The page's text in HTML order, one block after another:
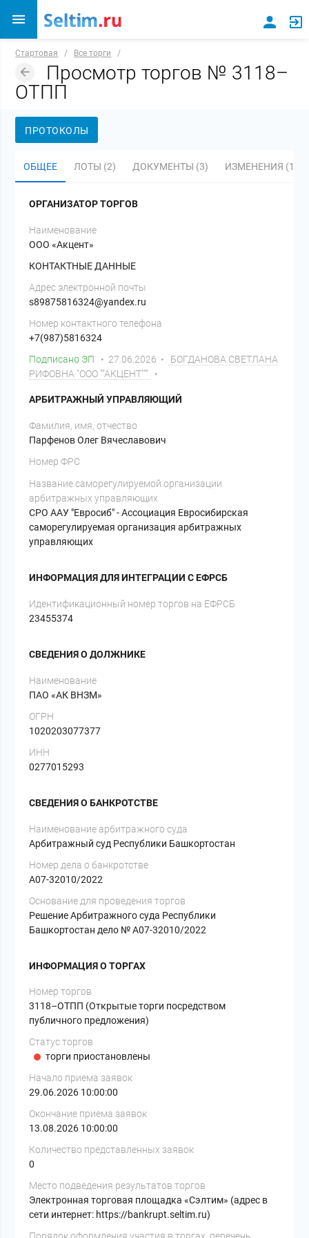
Стартовая / Все торги /
Просмотр торгов № 3118–
ОТПП
ПРОТОКОЛЫ
ОБЩЕЕ ЛОТЫ (2) ДОКУМЕНТЫ (3) ИЗМЕНЕНИЯ (1 )
ОРГАНИЗАТОР ТОРГОВ
Наименование
ООО «Акцент»
КОНТАКТНЫЕ ДАННЫЕ
Адрес электронной почты
s89875816324@yandex.ru
Номер контактного телефона
+7(987)5816324
Подписано ЭП
• 27.06.2026 •
БОГДАНОВА СВЕТЛАНА
РИФОВНА "ООО ""АКЦЕНТ"""
•
АРБИТРАЖНЫЙ УПРАВЛЯЮЩИЙ
Фамилия, имя, отчество
Парфенов Олег Вячеславович
Номер ФРС
Название саморегулируемой организации
арбитражных управляющих
СРО ААУ "Евросиб" - Ассоциация Евросибирская
саморегулируемая организация арбитражных
управляющих
ИНФОРМАЦИЯ ДЛЯ ИНТЕГРАЦИИ С ЕФРСБ
Идентификационный номер торгов на ЕФРСБ
23455374
СВЕДЕНИЯ О ДОЛЖНИКЕ
Наименование
ПАО «АК ВНЗМ»
ОГРН
1020203077377
ИНН
0277015293
СВЕДЕНИЯ О БАНКРОТСТВЕ
Наименование арбитражного суда
Арбитражный суд Республики Башкортостан
Номер дела о банкротстве
А07-32010/2022
Основание для проведения торгов
Решение Арбитражного суда Республики
Башкортостан дело № А07-32010/2022
ИНФОРМАЦИЯ О ТОРГАХ
Номер торгов
3118–ОТПП (Открытые торги посредством
публичного предложения)
Статус торгов
торги приостановлены
Начало приема заявок
29.06.2026 10:00:00
Окончание приема заявок
13.08.2026 10:00:00
Количество представленных заявок
0
Место подведения результатов торгов
Электронная торговая площадка «Сэлтим» (адрес в
сети интернет: https://bankrupt.seltim.ru)